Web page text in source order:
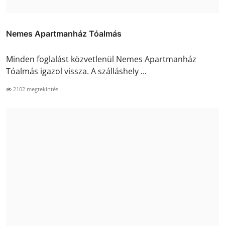
Nemes Apartmanház Tóalmás
Minden foglalást közvetlenül Nemes Apartmanház
Tóalmás igazol vissza. A szálláshely ...
2102 megtekintés